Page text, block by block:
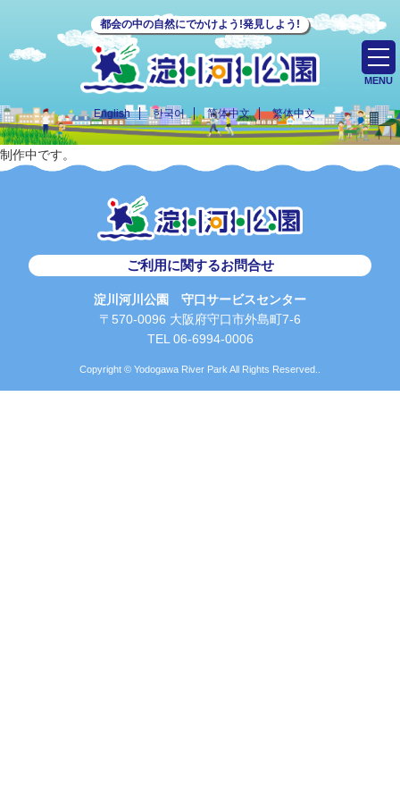
都会の中の自然にでかけよう!発見しよう!
English 한국어 简体中文 繁体中文
MENU
制作中です。
ご利用に関するお問合せ
淀川河川公園 守口サービスセンター
〒570-0096 大阪府守口市外島町7-6
TEL 06-6994-0006
Copyright © Yodogawa River Park All Rights Reserved..